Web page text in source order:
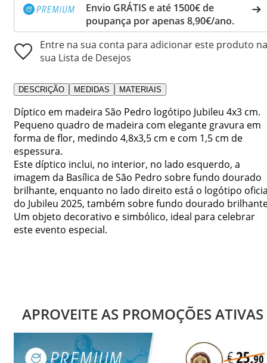
Envio GRÁTIS e até 1500€ de
poupança por apenas 8,90€/ano.
Entre na sua conta para adicionar este produto na
sua Lista de Desejos
DESCRIÇÃO MEDIDAS MATERIAIS
Díptico em madeira São Pedro logótipo Jubileu 4x3 cm.
Pequeno quadro de madeira com elegante gravura em
forma de flor, medindo 4,8x3,5 cm e com 1,5 cm de
espessura.
Este díptico inclui, no interior, no lado esquerdo, a
imagem da Basílica de São Pedro sobre fundo dourado
brilhante, enquanto no lado direito está o logótipo
do Jubileu 2025, também sobre fundo dourado
Um objeto decorativo e simbólico, ideal para celebrar
este evento especial.
APROVEITE AS PROMOÇÕES ATIVAS